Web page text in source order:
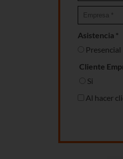
Asistencia *
Presencial
Cliente
Si
Al hacer